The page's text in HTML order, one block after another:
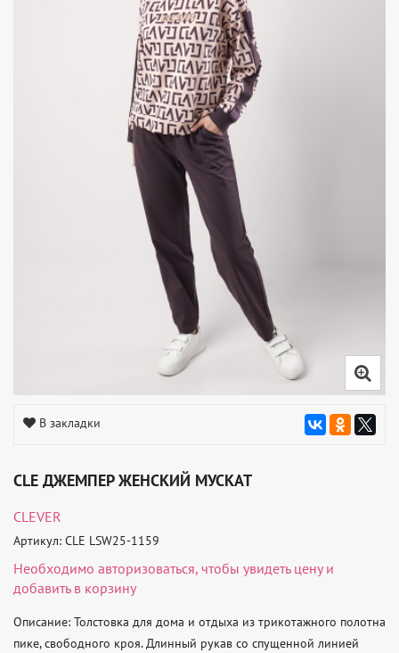
В закладки
CLE ДЖЕМПЕР ЖЕНСКИЙ МУСКАТ
CLEVER
Артикул: CLE LSW25-1159
Необходимо авторизоваться, чтобы увидеть цену и
добавить в корзину
Описание: Толстовка для дома и отдыха из трикотажного полотна
пике, свободного кроя. Длинный рукав со спущенной линией